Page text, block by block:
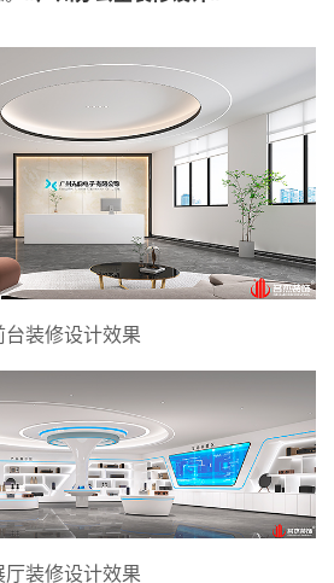
台装修设计效果
厅装修设计效果